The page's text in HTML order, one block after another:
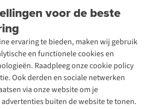
voor de beste
ervaring te bieden, maken wij gebruik
en functionele cookies en
Raadpleeg onze cookie policy
Ook derden en sociale netwerken
via onze website om je
buiten de website te tonen.
nieuwsbrief
Follow us